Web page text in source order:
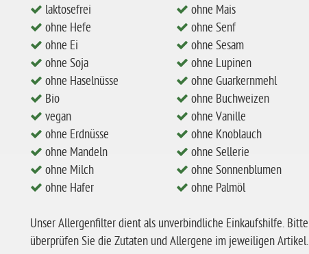
laktosefrei
ohne Hefe
ohne Ei
ohne Soja
ohne Haselnüsse
Bio
vegan
ohne Erdnüsse
ohne Mandeln
ohne Milch
ohne Hafer
ohne Mais
ohne Senf
ohne Sesam
ohne Lupinen
ohne Guarkernmehl
ohne Buchweizen
ohne Vanille
ohne Knoblauch
ohne Sellerie
ohne Sonnenblumen
ohne Palmöl
Unser Allergenfilter dient als unverbindliche Einkaufshilfe. Bitte
überprüfen Sie die Zutaten und Allergene im jeweiligen Artikel.